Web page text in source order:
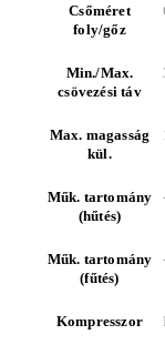
Csőméret
foly/gőz
Min./Max.
csövezési táv
Max. magasság
kül.
Műk. tartomány
(hűtés)
Műk. tartomány
(fűtés)
Kompresszor